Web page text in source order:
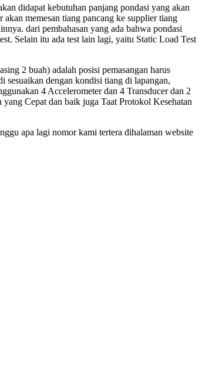
didapat kebutuhan panjang pondasi yang akan
memesan tiang pancang ke supplier tiang
dari pembahasan yang ada bahwa pondasi
Selain itu ada test lain lagi, yaitu Static Load Test
2 buah) adalah posisi pemasangan harus
sesuaikan dengan kondisi tiang di lapangan,
4 Accelerometer dan 4 Transducer dan 2
Cepat dan baik juga Taat Protokol Kesehatan
apa lagi nomor kami tertera dihalaman website